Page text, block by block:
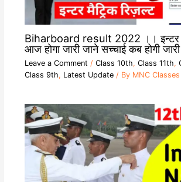
Biharboard result 2022 ।। इन्टर
आज होगा जारी जाने सच्चाई कब होगी जारी
Leave a Comment / Class 10th, Class 11th,
Class 9th, Latest Update/ By MNC Classes